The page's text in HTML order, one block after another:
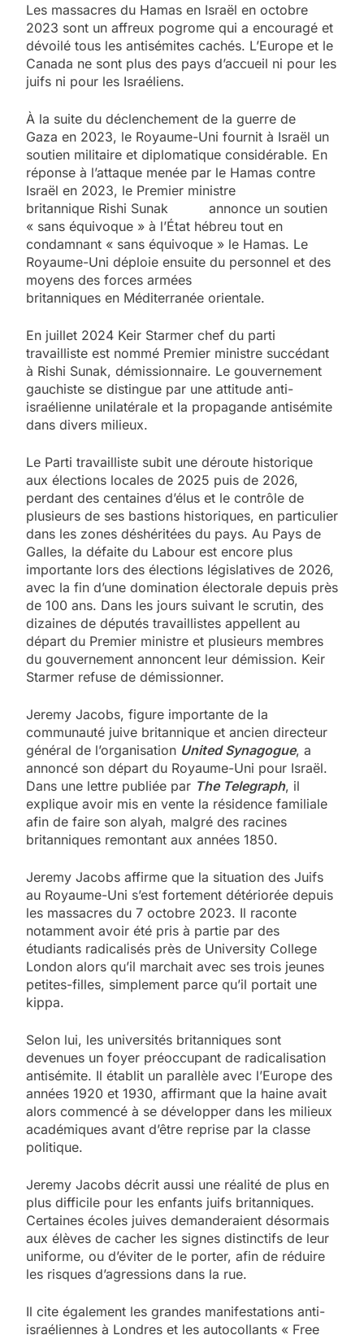
Les massacres du Hamas en Israël en octobre
2023 sont un affreux pogrome qui a encouragé et
dévoilé tous les antisémites cachés. L’Europe et le
Canada ne sont plus des pays d’accueil ni pour les
juifs ni pour les Israéliens.
À la suite du déclenchement de la guerre de
Gaza en 2023, le Royaume-Uni fournit à Israël un
soutien militaire et diplomatique considérable. En
réponse à l’attaque menée par le Hamas contre
Israël en 2023, le Premier ministre
britannique Rishi Sunak annonce un soutien
« sans équivoque » à l’État hébreu tout en
condamnant « sans équivoque » le Hamas. Le
Royaume-Uni déploie ensuite du personnel et des
moyens des forces armées
britanniques en Méditerranée orientale.
En juillet 2024 Keir Starmer chef du parti
travailliste est nommé Premier ministre succédant
à Rishi Sunak, démissionnaire. Le gouvernement
gauchiste se distingue par une attitude anti-
israélienne unilatérale et la propagande antisémite
dans divers milieux.
Le Parti travailliste subit une déroute historique
aux élections locales de 2025 puis de 2026,
perdant des centaines d’élus et le contrôle de
plusieurs de ses bastions historiques, en particulier
dans les zones déshéritées du pays. Au Pays de
Galles, la défaite du Labour est encore plus
importante lors des élections législatives de 2026,
avec la fin d’une domination électorale depuis près
de 100 ans. Dans les jours suivant le scrutin, des
dizaines de députés travaillistes appellent au
départ du Premier ministre et plusieurs membres
du gouvernement annoncent leur démission. Keir
Starmer refuse de démissionner.
Jeremy Jacobs, figure importante de la
communauté juive britannique et ancien directeur
général de l’organisation United Synagogue, a
annoncé son départ du Royaume-Uni pour Israël.
Dans une lettre publiée par The Telegraph, il
explique avoir mis en vente la résidence familiale
afin de faire son alyah, malgré des racines
britanniques remontant aux années 1850.
Jeremy Jacobs affirme que la situation des Juifs
au Royaume-Uni s’est fortement détériorée depuis
les massacres du 7 octobre 2023. Il raconte
notamment avoir été pris à partie par des
étudiants radicalisés près de University College
London alors qu’il marchait avec ses trois jeunes
petites-filles, simplement parce qu’il portait une
kippa.
Selon lui, les universités britanniques sont
devenues un foyer préoccupant de radicalisation
antisémite. Il établit un parallèle avec l’Europe des
années 1920 et 1930, affirmant que la haine avait
alors commencé à se développer dans les milieux
académiques avant d’être reprise par la classe
politique.
Jeremy Jacobs décrit aussi une réalité de plus en
plus difficile pour les enfants juifs britanniques.
Certaines écoles juives demanderaient désormais
aux élèves de cacher les signes distinctifs de leur
uniforme, ou d’éviter de le porter, afin de réduire
les risques d’agressions dans la rue.
Il cite également les grandes manifestations anti-
israéliennes à Londres et les autocollants « Free